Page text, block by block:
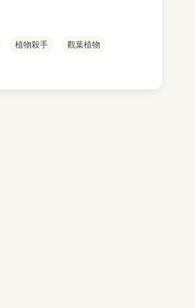
植物殺手 觀葉植物